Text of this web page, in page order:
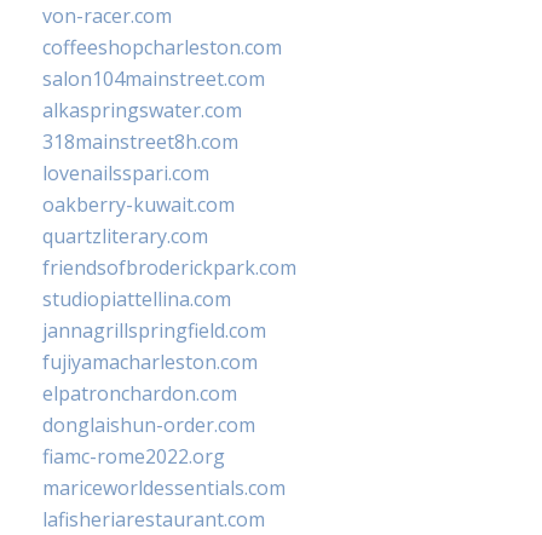
von-racer.com
coffeeshopcharleston.com
salon104mainstreet.com
alkaspringswater.com
318mainstreet8h.com
lovenailsspari.com
oakberry-kuwait.com
quartzliterary.com
friendsofbroderickpark.com
studiopiattellina.com
jannagrillspringfield.com
fujiyamacharleston.com
elpatronchardon.com
donglaishun-order.com
fiamc-rome2022.org
mariceworldessentials.com
lafisheriarestaurant.com